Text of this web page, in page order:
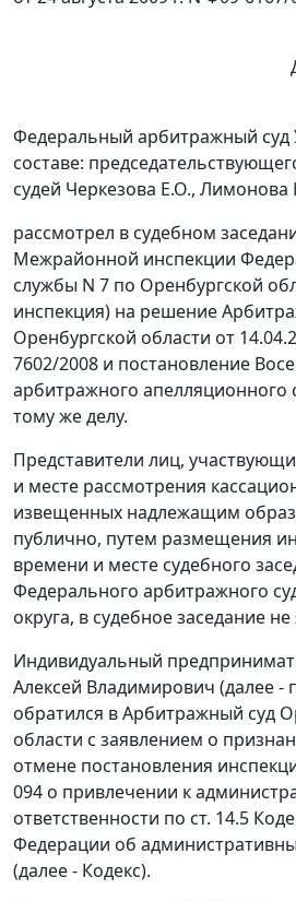
Федеральный арбитражный суд
составе:
судей Черкезова Е.О., Лимонова
рассмотрел в судебном
Межрайонной инспекции
службы N 7 по Оренбургской
инспекция) на решение
Оренбургской области от
7602/2008 и постановление
арбитражного апелляционного
тому же делу.
Представители лиц,
и месте рассмотрения
извещенных надлежащим
публично, путем размещения
времени и месте судебного
Федерального арбитражного
округа, в судебное заседание
Индивидуальный
Алексей Владимирович (далее -
обратился в Арбитражный суд
области с заявлением о
отмене постановления
094 о привлечении к
ответственности по ст. 14.5
Федерации об
(далее - Кодекс).